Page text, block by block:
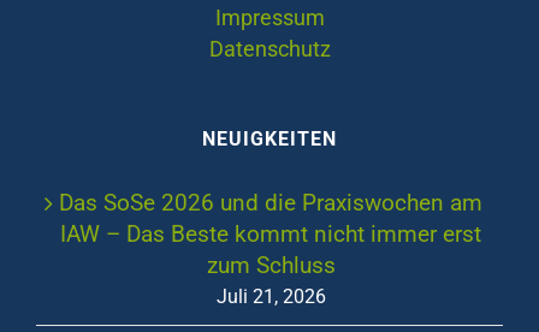
Impressum
Datenschutz
NEUIGKEITEN
Das SoSe 2026 und die Praxiswochen am
IAW – Das Beste kommt nicht immer erst
zum Schluss
Juli 21, 2026